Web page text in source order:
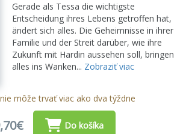
Gerade als Tessa die wichtigste
Entscheidung ihres Lebens getroffen hat,
ändert sich alles. Die Geheimnisse in ihrer
Familie und der Streit darüber, wie ihre
Zukunft mit Hardin aussehen soll, bringen
alles ins Wanken... Zobraziť viac
môže trvať viac ako dva týždne
Do košíka